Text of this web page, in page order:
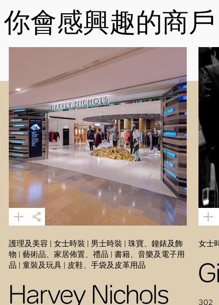
你會感興趣的商戶
護理及美容 | 女士時裝 | 男士時裝 | 珠寶、鐘錶及飾
物 | 藝術品、家居佈置、禮品 | 書籍、音樂及電子用
品 | 童裝及玩具 | 皮鞋、手袋及皮革用品
Harvey Nichols
女士
302